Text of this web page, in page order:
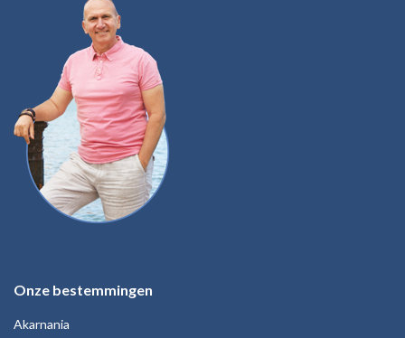
Onze bestemmingen
Akarnania